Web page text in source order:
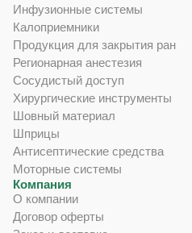
Инфузионные системы
Калоприемники
Продукция для закрытия ран
Регионарная анестезия
Сосудистый доступ
Хирургические инструменты
Шовный материал
Шприцы
Антисептические средства
Моторные системы
Компания
О компании
Договор оферты